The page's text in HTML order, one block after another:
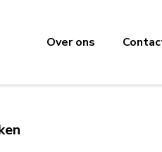
Over ons